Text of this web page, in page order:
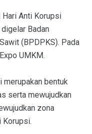
Hari Anti Korupsi
Badan
(BPDPKS). Pada
UMKM.
merupakan bentuk
serta mewujudkan
zona
Korupsi.